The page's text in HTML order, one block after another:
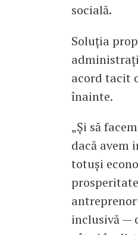
socială.
Soluția
acord tacit
înainte.
„Și să
dacă avem
totuși
inclusivă —